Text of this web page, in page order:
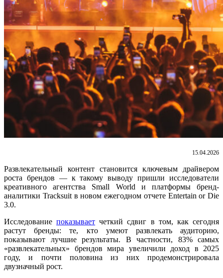
15.04.2026
Развлекательный контент становится ключевым драйвером
роста брендов — к такому выводу пришли исследователи
креативного агентства Small World и платформы бренд-
аналитики Tracksuit в новом ежегодном отчете Entertain or Die
3.0.
Исследованиепоказывает четкий сдвиг в том, как сегодня
растут бренды: те, кто умеют развлекать аудиторию,
показывают лучшие результаты. В частности, 83% самых
«развлекательных» брендов мира увеличили доход в 2025
году, и почти половина из них продемонстрировала
двузначный рост.